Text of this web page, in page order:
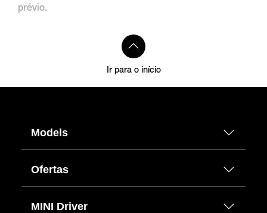
prévio.
Ir para o início
Models
Ofertas
MINI Driver